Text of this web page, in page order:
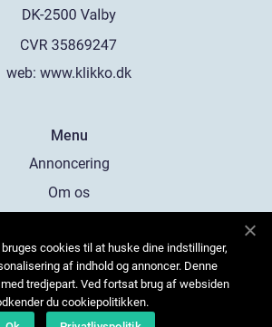
web: www.klikko.dk
Menu
Annoncering
Om os
Kontakt os
Sitemap
cookies til at huske dine indstillinger,
af indhold og annoncer. Denne
tredjepart. Ved fortsat brug af websiden
du cookiepolitikken.